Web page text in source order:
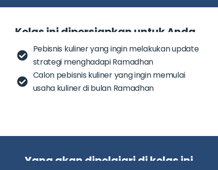
Kelas ini dipersiapkan untuk Anda…
Pebisnis kuliner yang ingin melakukan update
strategi menghadapi Ramadhan
Calon pebisnis kuliner yang ingin memulai
usaha kuliner di bulan Ramadhan
Yang akan dipelajari di kelas ini